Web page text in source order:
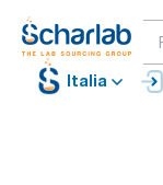
Italia